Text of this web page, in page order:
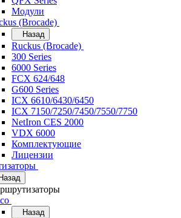
Модули
(Brocade)
Назад
Ruckus (Brocade)
300 Series
6000 Series
FCX 624/648
G600 Series
ICX 6610/6430/6450
ICX 7150/7250/7450/7550/7750
NetIron CES 2000
VDX 6000
Комплектующие
Лицензии
Назад
Назад